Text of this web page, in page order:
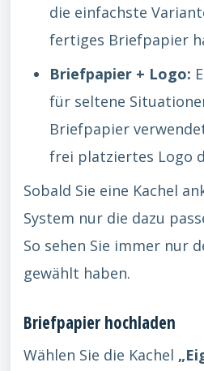
die einfachste
fertiges Briefpapier
Briefpapier + Logo:
für seltene
Briefpapier
frei platziertes Logo
Sobald Sie eine Kachel
System nur die dazu
So sehen Sie immer nur
gewählt haben.
Briefpapier hochladen
Wählen Sie die Kachel